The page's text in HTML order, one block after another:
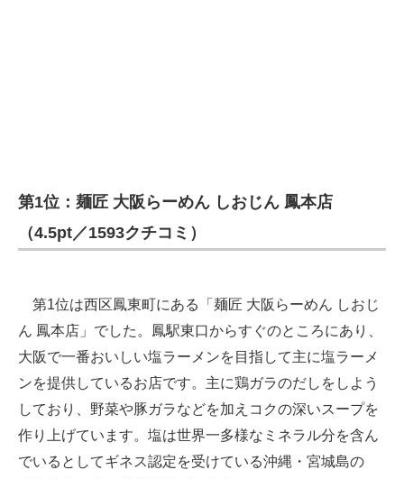
第1位：麺匠 大阪らーめん しおじん 鳳本店
（4.5pt／1593クチコミ）
第1位は西区鳳東町にある「麺匠 大阪らーめん しおじ
ん 鳳本店」でした。鳳駅東口からすぐのところにあり、
大阪で一番おいしい塩ラーメンを目指して主に塩ラーメ
ンを提供しているお店です。主に鶏ガラのだしをしよう
しており、野菜や豚ガラなどを加えコクの深いスープを
作り上げています。塩は世界一多様なミネラル分を含ん
でいるとしてギネス認定を受けている沖縄・宮城島の